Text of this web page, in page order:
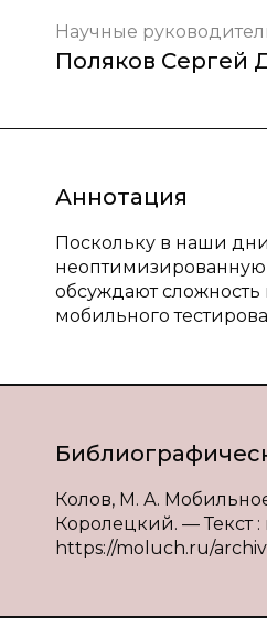
Научные
Поляков Сергей
Аннотация
Поскольку в наши
неоптимизированную
обсуждают сложность
мобильного
Колов, М. А.
Королецкий. — Текст
https://moluch.ru/